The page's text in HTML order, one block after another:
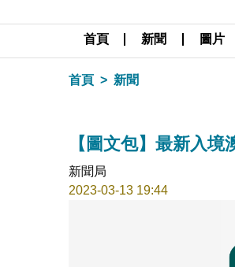
首頁 新聞 圖片
首頁 新聞
【圖文包】最新入
新聞局
2023-03-13 19:44